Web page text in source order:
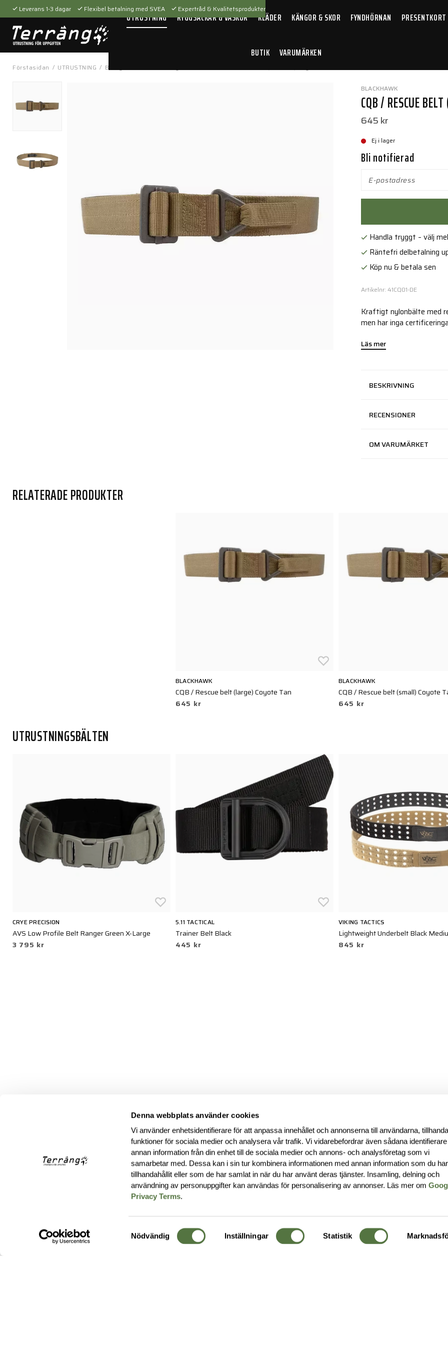
Denna webbplats använder cookies
Vi använder enhetsidentifierare för att anpassa innehållet och annonserna till användarna,
funktioner för sociala medier och analysera vår trafik. Vi vidarebefordrar även sådana
annan information från din enhet till de sociala medier och annons- och analysföretag som vi
samarbetar med. Dessa kan i sin tur kombinera informationen med annan information som du har
tillhandahållit eller som de har samlat in när du har använt deras tjänster. Insamling, delning och
användning av personuppgifter kan användas för personalisering av annonser. Läs mer om
Privacy Terms.
Samtyckesval
Nödvändig Inställningar Statistik
Leverans 1-3 dagar Flexibel betalning med SVEA Expertråd & Kvalitetsprodukter
UTRUSTNING RYGGSÄCKAR & VÄSKOR KLÄDER KÄNGOR & SKOR FYNDHÖRNAN PRESENTKORT
BUTIK VARUMÄRKEN
Förstasidan / UTRUSTNING / Bärsystem
BLACKHAWK
CQB / RESCUE
645 kr
Ej i lager
Bli notifierad
Handla tryggt – välj
Räntefri delbetalning
Köp nu & betala sen
Artikelnr: 41CQ01-DE
Kraftigt nylonbälte med
men har inga
Läs mer
BESKRIVNING
RECENSIONER
OM VARUMÄRKET
RELATERADE PRODUKTER
BLACKHAWK
CQB / Rescue belt (large) Coyote Tan
645 kr
BLACKHAWK
CQB / Rescue belt (small) Coyote
645 kr
UTRUSTNINGSBÄLTEN
CRYE PRECISION
AVS Low Profile Belt Ranger Green X-Large
3 795 kr
5.11 TACTICAL
Trainer Belt Black
445 kr
VIKING TACTICS
Lightweight Underbelt Black
845 kr